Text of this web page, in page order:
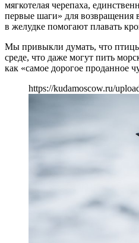
мягкотелая черепаха,
первые шаги» для возвращения
в желудке помогают плавать
Мы привыкли думать, что
среде, что даже могут пить
как «самое дорогое проданное
https://kudamoscow.ru/